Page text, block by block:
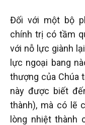
Đối với một bộ
chính trị có tầm
với nỗ lực giành
lực ngoại bang
thượng của Chúa
này được biết
thành), mà có lẽ
lòng nhiệt thành